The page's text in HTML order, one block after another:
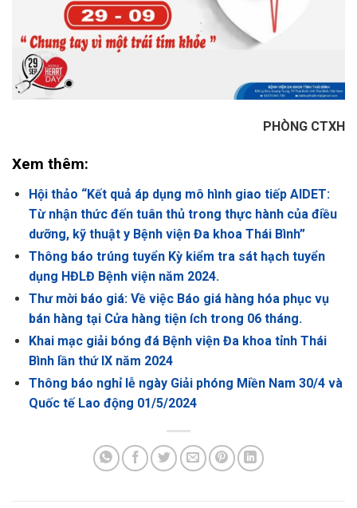
PHÒNG CTXH
Xem thêm:
Hội thảo “Kết quả áp dụng mô hình giao tiếp AIDET:
Từ nhận thức đến tuân thủ trong thực hành của điều
dưỡng, kỹ thuật y Bệnh viện Đa khoa Thái Bình”
Thông báo trúng tuyển Kỳ kiểm tra sát hạch tuyển
dụng HĐLĐ Bệnh viện năm 2024.
Thư mời báo giá: Về việc Báo giá hàng hóa phục vụ
bán hàng tại Cửa hàng tiện ích trong 06 tháng.
Khai mạc giải bóng đá Bệnh viện Đa khoa tỉnh Thái
Bình lần thứ IX năm 2024
Thông báo nghỉ lễ ngày Giải phóng Miền Nam 30/4 và
Quốc tế Lao động 01/5/2024